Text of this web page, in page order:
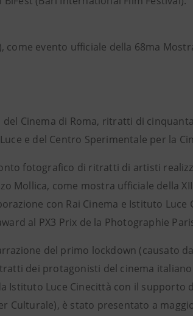
come evento ufficiale della 68ma
del Cinema di Roma, ritratti di
e del Centro Sperimentale per la
fotografico di ritratti di artisti
Mollica, come mostra ufficiale della
con Rai Cinema e Istituto
al PX3 Prix de la Photographie
del primo lockdown (causato
dei protagonisti del cinema
Luce Cinecittà con il supporto
Culturale), è stato presentato a